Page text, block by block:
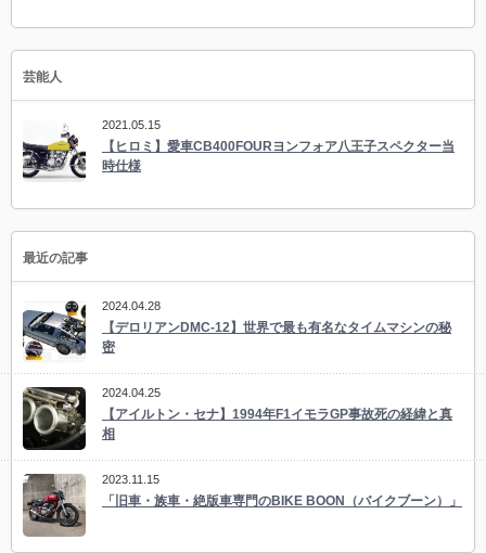
芸能人
2021.05.15
【ヒロミ】愛車CB400FOURヨンフォア八王子スペクター当
時仕様
最近の記事
2024.04.28
【デロリアンDMC-12】世界で最も有名なタイムマシンの秘
密
2024.04.25
【アイルトン・セナ】1994年F1イモラGP事故死の経緯と真
相
2023.11.15
「旧車・族車・絶版車専門のBIKE BOON（バイクブーン）」